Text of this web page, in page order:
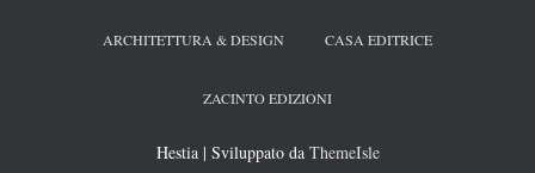
ARCHITETTURA & DESIGN CASA EDITRICE
ZACINTO EDIZIONI
Hestia | Sviluppato da ThemeIsle